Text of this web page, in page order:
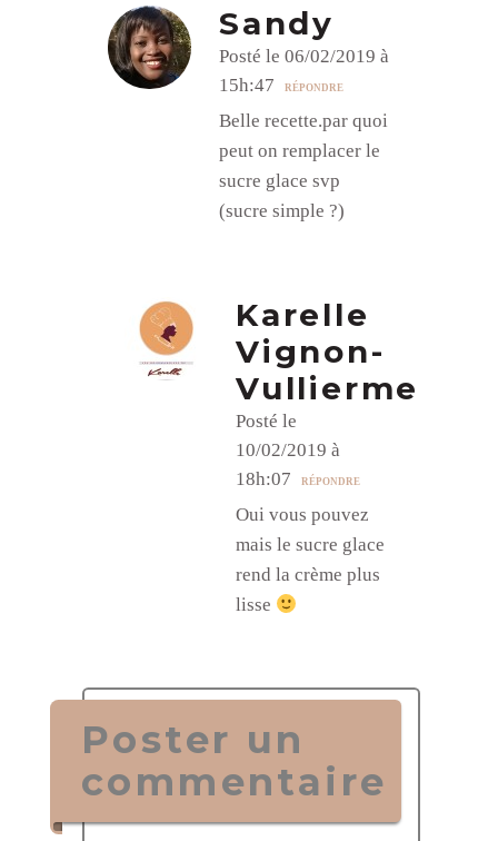
Sandy
Posté le 06/02/2019 à
15h:47
RÉPONDRE
Belle recette.par quoi
peut on remplacer le
sucre glace svp
(sucre simple ?)
Karelle
Vignon-
Vullierme
Posté le
10/02/2019 à
18h:07
RÉPONDRE
Oui vous pouvez
mais le sucre glace
rend la crème plus
lisse
Poster un
commentaire